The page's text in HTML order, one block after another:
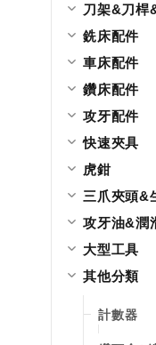
刀架&刀桿
銑床配件
車床配件
鑽床配件
攻牙配件
快速夾具
虎鉗
三爪夾頭&
攻牙油&潤
大型工具
其他分類
計數器